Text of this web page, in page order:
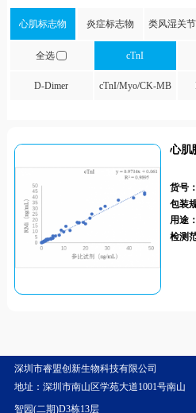
心肌标志物 炎症标志物 类风湿关
全选 cTnI
D-Dimer cTnI/Myo/CK-MB
心肌
货号
包装
用途：
检测
深圳市睿盟创新生物科技有限公司
地址：深圳市南山区学苑大道1001号南山
智园(二期)D3栋13层